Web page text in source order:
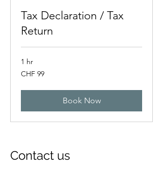
Tax Declaration / Tax
Return
1 hr
99
Swiss
CHF 99
Book Now
Contact us